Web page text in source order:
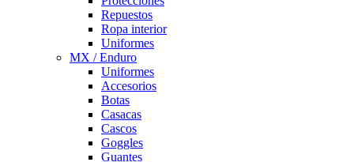
Repuestos
Ropa interior
Uniformes
MX / Enduro
Uniformes
Accesorios
Botas
Casacas
Cascos
Goggles
Guantes